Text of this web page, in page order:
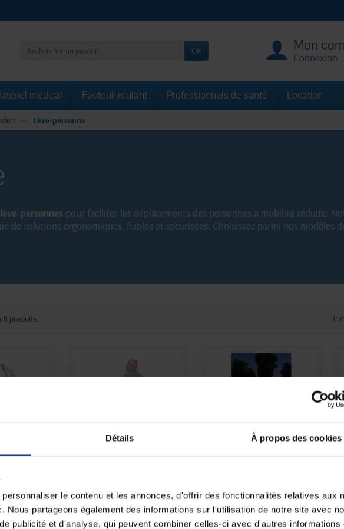
Détails À propos des cookies
le contenu et les annonces, d'offrir des fonctionnalités relatives aux
Nous partageons également des informations sur l'utilisation de notre site avec
publicité et d'analyse, qui peuvent combiner celles-ci avec d'autres informations
OK Mon
Connexion
médical Fauteuil roulant Professionnels de santé Location
Lève-personne
lève-personnes pour faciliter les déplacements des personnes à mobilité réduite.
de solutions ergonomiques, fiables et sécurisées. Choisissez parmi nos modèles
8 produits.
en
160EE
En magasin uniquement En magasin uniquement